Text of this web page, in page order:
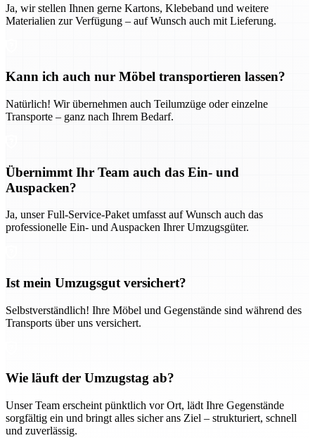
Ja, wir stellen Ihnen gerne Kartons, Klebeband und weitere
Materialien zur Verfügung – auf Wunsch auch mit Lieferung.
Kann ich auch nur Möbel transportieren lassen?
Natürlich! Wir übernehmen auch Teilumzüge oder einzelne
Transporte – ganz nach Ihrem Bedarf.
Übernimmt Ihr Team auch das Ein- und
Auspacken?
Ja, unser Full-Service-Paket umfasst auf Wunsch auch das
professionelle Ein- und Auspacken Ihrer Umzugsgüter.
Ist mein Umzugsgut versichert?
Selbstverständlich! Ihre Möbel und Gegenstände sind während des
Transports über uns versichert.
Wie läuft der Umzugstag ab?
Unser Team erscheint pünktlich vor Ort, lädt Ihre Gegenstände
sorgfältig ein und bringt alles sicher ans Ziel – strukturiert, schnell
und zuverlässig.